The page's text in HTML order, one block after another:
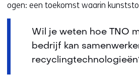
ogen: een toekomst waarin
Wil je weten hoe TNO
bedrijf kan